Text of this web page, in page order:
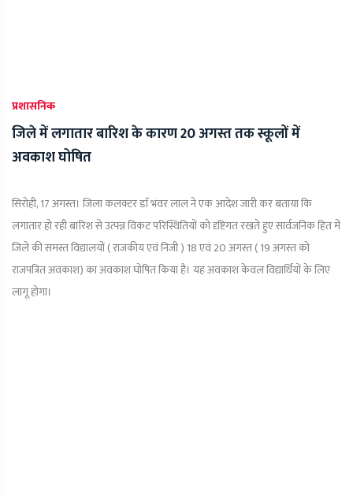
प्रशासनिक
जिले में लगातार बारिश के कारण 20 अगस्त तक स्कूलों में
अवकाश घोषित
सिरोही, 17 अगस्त। जिला कलक्टर डाॅ भंवर लाल ने एक आदेश जारी कर बताया कि
लगातार हो रही बारिश से उत्पन्न विकट परिस्थितियों को दृष्टिगत रखते हुए सार्वजनिक हित में
जिले की समस्त विद्यालयों ( राजकीय एवं निजी ) 18 एवं 20 अगस्त ( 19 अगस्त को
राजपत्रित अवकाश) का अवकाश घोषित किया है। यह अवकाश केवल विद्यार्थियों के लिए
लागू होगा।